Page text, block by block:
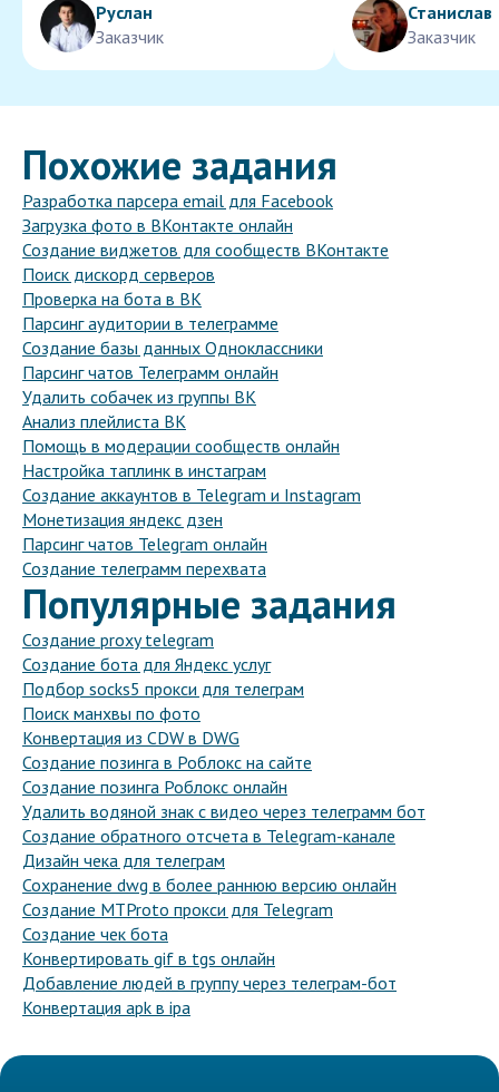
Руслан
Заказчик
Станислав
Заказчик
Похожие задания
Разработка парсера email для Facebook
Загрузка фото в ВКонтакте онлайн
Создание виджетов для сообществ ВКонтакте
Поиск дискорд серверов
Проверка на бота в ВК
Парсинг аудитории в телеграмме
Создание базы данных Одноклассники
Парсинг чатов Телеграмм онлайн
Удалить собачек из группы ВК
Анализ плейлиста ВК
Помощь в модерации сообществ онлайн
Настройка таплинк в инстаграм
Создание аккаунтов в Telegram и Instagram
Монетизация яндекс дзен
Парсинг чатов Telegram онлайн
Создание телеграмм перехвата
Популярные задания
Создание proxy telegram
Создание бота для Яндекс услуг
Подбор socks5 прокси для телеграм
Поиск манхвы по фото
Конвертация из CDW в DWG
Создание позинга в Роблокс на сайте
Создание позинга Роблокс онлайн
Удалить водяной знак с видео через телеграмм бот
Создание обратного отсчета в Telegram-канале
Дизайн чека для телеграм
Сохранение dwg в более раннюю версию онлайн
Создание MTProto прокси для Telegram
Создание чек бота
Конвертировать gif в tgs онлайн
Добавление людей в группу через телеграм-бот
Конвертация apk в ipa